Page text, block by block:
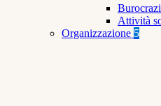
Attività
Organizzazione 5